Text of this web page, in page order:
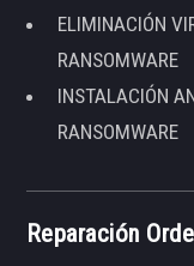
ELIMINACIÓN
RANSOMWARE
INSTALACIÓN
RANSOMWARE
Reparación